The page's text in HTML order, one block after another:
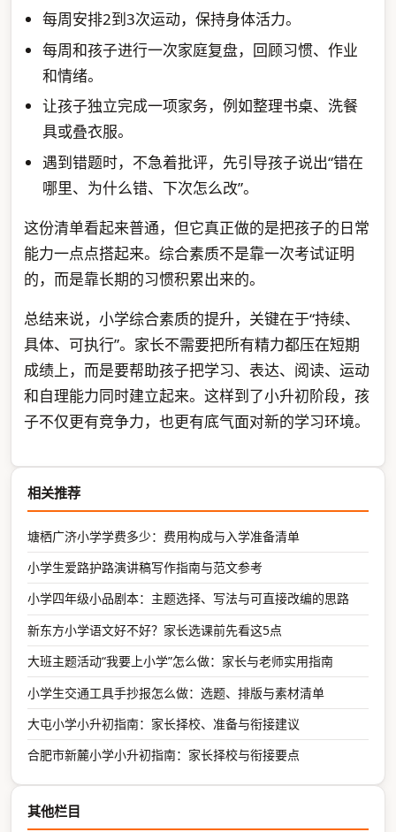
每周安排2到3次运动，保持身体活力。
每周和孩子进行一次家庭复盘，回顾习惯、作业
和情绪。
让孩子独立完成一项家务，例如整理书桌、洗餐
具或叠衣服。
遇到错题时，不急着批评，先引导孩子说出“错在
哪里、为什么错、下次怎么改”。
这份清单看起来普通，但它真正做的是把孩子的日常
能力一点点搭起来。综合素质不是靠一次考试证明
的，而是靠长期的习惯积累出来的。
总结来说，小学综合素质的提升，关键在于“持续、
具体、可执行”。家长不需要把所有精力都压在短期
成绩上，而是要帮助孩子把学习、表达、阅读、运动
和自理能力同时建立起来。这样到了小升初阶段，孩
子不仅更有竞争力，也更有底气面对新的学习环境。
相关推荐
塘栖广济小学学费多少：费用构成与入学准备清单
小学生爱路护路演讲稿写作指南与范文参考
小学四年级小品剧本：主题选择、写法与可直接改编的思路
新东方小学语文好不好？家长选课前先看这5点
大班主题活动“我要上小学”怎么做：家长与老师实用指南
小学生交通工具手抄报怎么做：选题、排版与素材清单
大屯小学小升初指南：家长择校、准备与衔接建议
合肥市新麓小学小升初指南：家长择校与衔接要点
其他栏目